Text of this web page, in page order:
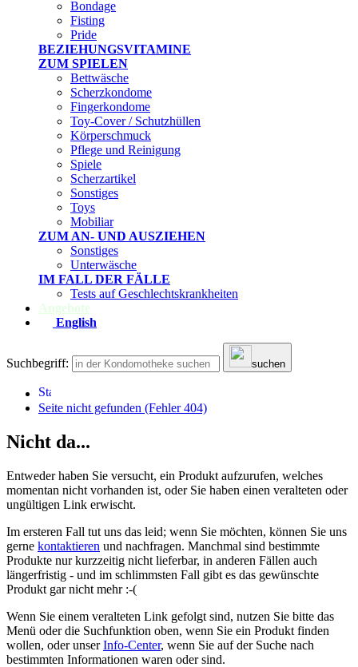
Bondage
Fisting
Pride
BEZIEHUNGSVITAMINE
ZUM SPIELEN
Bettwäsche
Scherzkondome
Fingerkondome
Toy-Cover / Schutzhüllen
Körperschmuck
Pflege und Reinigung
Spiele
Scherzartikel
Sonstiges
Toys
Mobiliar
ZUM AN- UND AUSZIEHEN
Sonstiges
Unterwäsche
IM FALL DER FÄLLE
Tests auf Geschlechtskrankheiten
Angebote
English
Suchbegriff: suchen
Seite nicht gefunden (Fehler 404)
Nicht da...
Entweder haben Sie versucht, ein Produkt aufzurufen, welches
momentan nicht vorhanden ist, oder Sie haben einen veralteten oder
ungültigen Link erwischt.
Im ersteren Fall tut uns das leid; wenn Sie möchten, können Sie uns
gerne kontaktieren und nachfragen. Manchmal sind bestimmte
Produkte nur kurzzeitig nicht lieferbar, in anderen Fällen auch
längerfristig - und im schlimmsten Fall gibt es das gewünschte
Produkt gar nicht mehr :-(
Wenn Sie einem veralteten Link gefolgt sind, nutzen Sie bitte das
Menü oder die Suchfunktion oben, wenn Sie ein Produkt finden
wollen, oder unserInfo-Center, wenn Sie auf der Suche nach
bestimmten Informationen waren oder sind.